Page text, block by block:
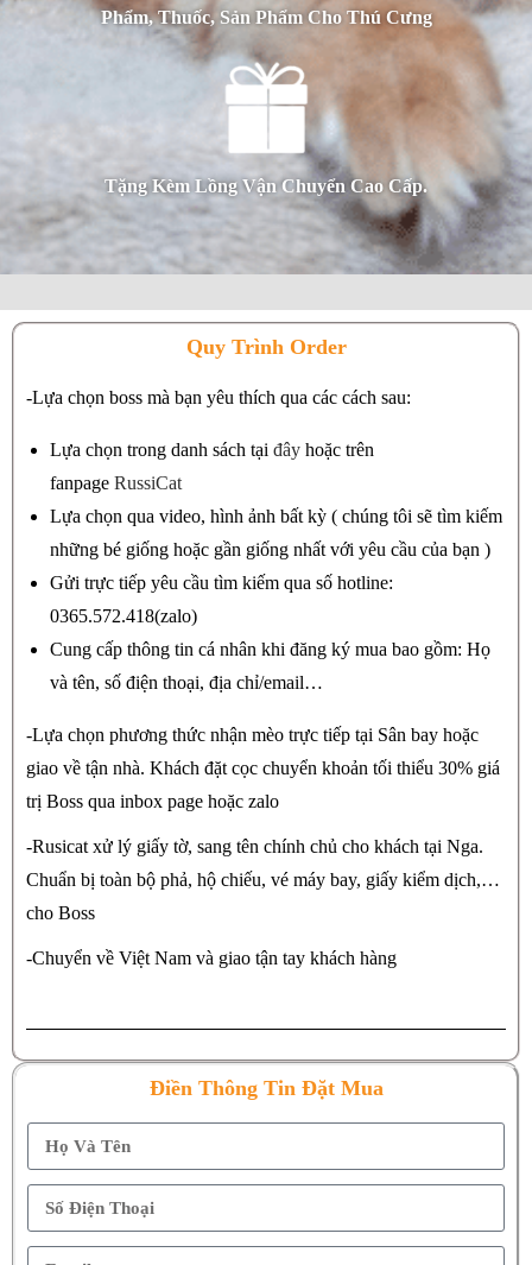
Phẩm, Thuốc, Sản Phẩm Cho Thú Cưng
Tặng Kèm Lồng Vận Chuyển Cao Cấp.
Quy Trình Order
-Lựa chọn boss mà bạn yêu thích qua các cách sau:
Lựa chọn trong danh sách tại đây hoặc trên
fanpage RussiCat
Lựa chọn qua video, hình ảnh bất kỳ ( chúng tôi sẽ tìm kiếm
những bé giống hoặc gần giống nhất với yêu cầu của bạn )
Gửi trực tiếp yêu cầu tìm kiếm qua số hotline:
0365.572.418(zalo)
Cung cấp thông tin cá nhân khi đăng ký mua bao gồm: Họ
và tên, số điện thoại, địa chỉ/email…
-Lựa chọn phương thức nhận mèo trực tiếp tại Sân bay hoặc
giao về tận nhà. Khách đặt cọc chuyển khoản tối thiểu 30% giá
trị Boss qua inbox page hoặc zalo
-Rusicat xử lý giấy tờ, sang tên chính chủ cho khách tại Nga.
Chuẩn bị toàn bộ phả, hộ chiếu, vé máy bay, giấy kiểm dịch,…
cho Boss
-Chuyển về Việt Nam và giao tận tay khách hàng
Điền Thông Tin Đặt Mua